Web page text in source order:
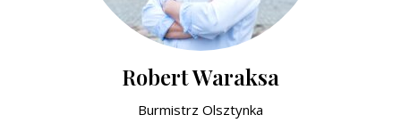
Robert Waraksa
Burmistrz Olsztynka